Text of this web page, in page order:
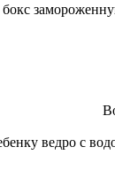
ведро с